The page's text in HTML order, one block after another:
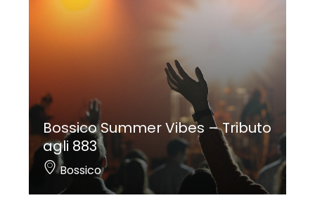
Bossico Summer Vibes – Tributo
agli 883
Bossico